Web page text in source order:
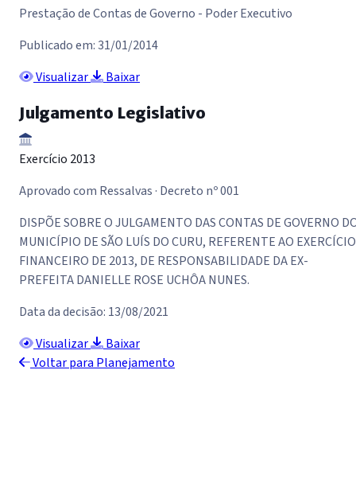
Prestação de Contas de Governo - Poder Executivo
Publicado em: 31/01/2014
Visualizar
Baixar
Julgamento Legislativo
Exercício 2013
Aprovado com Ressalvas · Decreto nº 001
DISPÕE SOBRE O JULGAMENTO DAS CONTAS DE GOVERNO
MUNICÍPIO DE SÃO LUÍS DO CURU, REFERENTE AO EXERCÍCIO
FINANCEIRO DE 2013, DE RESPONSABILIDADE DA EX-
PREFEITA DANIELLE ROSE UCHÔA NUNES.
Data da decisão: 13/08/2021
Visualizar
Baixar
Voltar para Planejamento